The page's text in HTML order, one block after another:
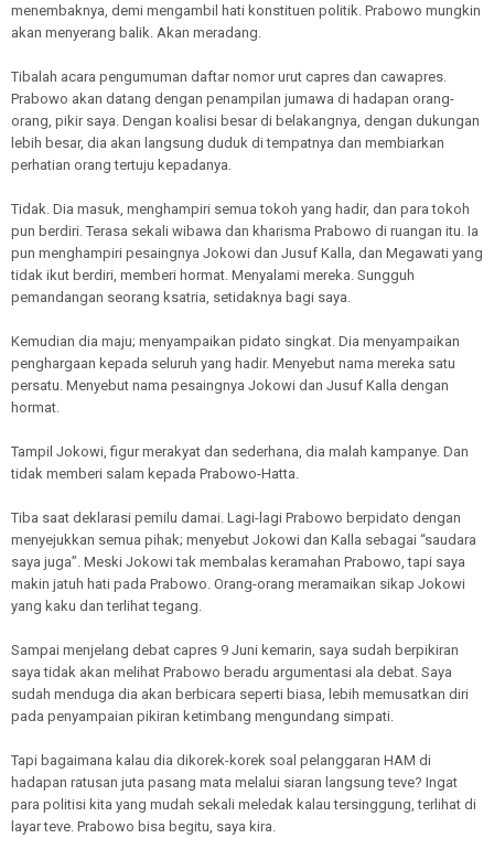
menembaknya, demi mengambil hati konstituen politik. Prabowo mungkin
akan menyerang balik. Akan meradang.
Tibalah acara pengumuman daftar nomor urut capres dan cawapres.
Prabowo akan datang dengan penampilan jumawa di hadapan orang-
orang, pikir saya. Dengan koalisi besar di belakangnya, dengan dukungan
lebih besar, dia akan langsung duduk di tempatnya dan membiarkan
perhatian orang tertuju kepadanya.
Tidak. Dia masuk, menghampiri semua tokoh yang hadir, dan para tokoh
pun berdiri. Terasa sekali wibawa dan kharisma Prabowo di ruangan itu. Ia
pun menghampiri pesaingnya Jokowi dan Jusuf Kalla, dan Megawati yang
tidak ikut berdiri, memberi hormat. Menyalami mereka. Sungguh
pemandangan seorang ksatria, setidaknya bagi saya.
Kemudian dia maju; menyampaikan pidato singkat. Dia menyampaikan
penghargaan kepada seluruh yang hadir. Menyebut nama mereka satu
persatu. Menyebut nama pesaingnya Jokowi dan Jusuf Kalla dengan
hormat.
Tampil Jokowi, figur merakyat dan sederhana, dia malah kampanye. Dan
tidak memberi salam kepada Prabowo-Hatta.
Tiba saat deklarasi pemilu damai. Lagi-lagi Prabowo berpidato dengan
menyejukkan semua pihak; menyebut Jokowi dan Kalla sebagai “saudara
saya juga”. Meski Jokowi tak membalas keramahan Prabowo, tapi saya
makin jatuh hati pada Prabowo. Orang-orang meramaikan sikap Jokowi
yang kaku dan terlihat tegang.
Sampai menjelang debat capres 9 Juni kemarin, saya sudah berpikiran
saya tidak akan melihat Prabowo beradu argumentasi ala debat. Saya
sudah menduga dia akan berbicara seperti biasa, lebih memusatkan diri
pada penyampaian pikiran ketimbang mengundang simpati.
Tapi bagaimana kalau dia dikorek-korek soal pelanggaran HAM di
hadapan ratusan juta pasang mata melalui siaran langsung teve? Ingat
para politisi kita yang mudah sekali meledak kalau tersinggung, terlihat di
layar teve. Prabowo bisa begitu, saya kira.